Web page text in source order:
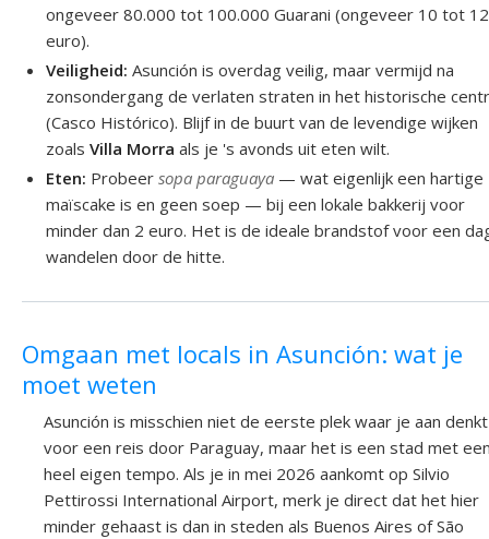
ongeveer 80.000 tot 100.000 Guarani (ongeveer 10 tot 12
euro).
Veiligheid: Asunción is overdag veilig, maar vermijd na
zonsondergang de verlaten straten in het historische
(Casco Histórico). Blijf in de buurt van de levendige wijken
zoalsVilla Morra als je 's avonds uit eten wilt.
Eten: Probeersopa paraguaya — wat eigenlijk een hartige
maïscake is en geen soep — bij een lokale bakkerij voor
minder dan 2 euro. Het is de ideale brandstof voor een
wandelen door de hitte.
Omgaan met locals in Asunción: wat je
moet weten
Asunción is misschien niet de eerste plek waar je aan denkt
voor een reis door Paraguay, maar het is een stad met
heel eigen tempo. Als je in mei 2026 aankomt op Silvio
Pettirossi International Airport, merk je direct dat het hier
minder gehaast is dan in steden als Buenos Aires of São